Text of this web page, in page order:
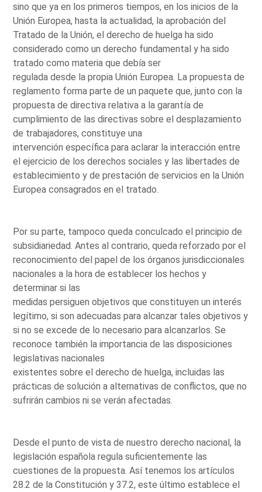
sino que ya en los primeros tiempos, en los inicios de la
Unión Europea, hasta la actualidad, la aprobación del
Tratado de la Unión, el derecho de huelga ha sido
considerado como un derecho fundamental y ha sido
tratado como materia que debía ser
regulada desde la propia Unión Europea. La propuesta de
reglamento forma parte de un paquete que, junto con la
propuesta de directiva relativa a la garantía de
cumplimiento de las directivas sobre el desplazamiento
de trabajadores, constituye una
intervención específica para aclarar la interacción entre
el ejercicio de los derechos sociales y las libertades de
establecimiento y de prestación de servicios en la Unión
Europea consagrados en el tratado.
Por su parte, tampoco queda conculcado el principio de
subsidiariedad. Antes al contrario, queda reforzado por el
reconocimiento del papel de los órganos jurisdiccionales
nacionales a la hora de establecer los hechos y
determinar si las
medidas persiguen objetivos que constituyen un interés
legítimo, si son adecuadas para alcanzar tales objetivos y
si no se excede de lo necesario para alcanzarlos. Se
reconoce también la importancia de las disposiciones
legislativas nacionales
existentes sobre el derecho de huelga, incluidas las
prácticas de solución a alternativas de conflictos, que no
sufrirán cambios ni se verán afectadas.
Desde el punto de vista de nuestro derecho nacional, la
legislación española regula suficientemente las
cuestiones de la propuesta. Así tenemos los artículos
28.2 de la Constitución y 37.2, este último establece el